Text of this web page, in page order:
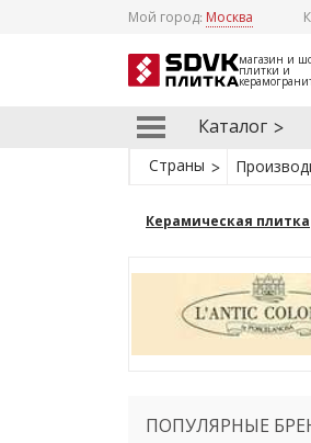
Мой город: Москва
магазин и
плитки и
Каталог
Страны
Керамическая плитка
ПОПУЛЯРНЫЕ